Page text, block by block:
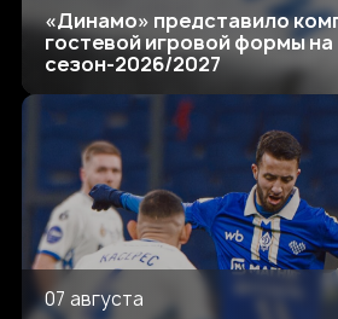
«Динамо» представило
гостевой игровой формы на
сезон-2026/2027
07 августа